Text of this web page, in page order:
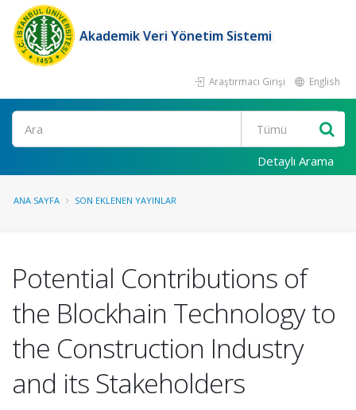
Akademik Veri Yönetim Sistemi
Araştırmacı Girişi English
Ara
Detaylı Arama
ANA SAYFA SON EKLENEN YAYINLAR
Potential Contributions of
the Blockhain Technology to
the Construction Industry
and its Stakeholders